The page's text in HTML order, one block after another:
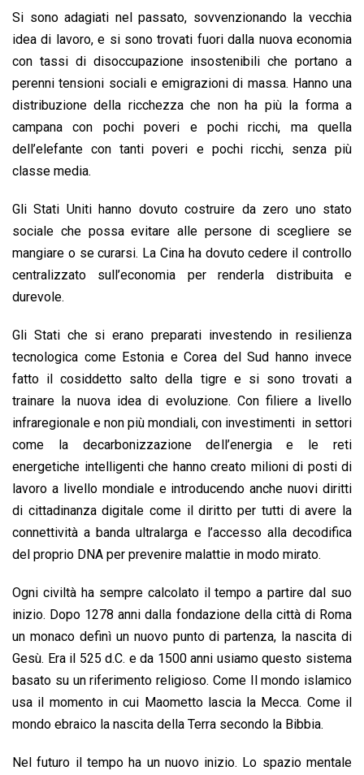
Si sono adagiati nel passato, sovvenzionando la vecchia
idea di lavoro, e si sono trovati fuori dalla nuova economia
con tassi di disoccupazione insostenibili che portano a
perenni tensioni sociali e emigrazioni di massa. Hanno una
distribuzione della ricchezza che non ha più la forma a
campana con pochi poveri e pochi ricchi, ma quella
dell’elefante con tanti poveri e pochi ricchi, senza più
classe media.
Gli Stati Uniti hanno dovuto costruire da zero uno stato
sociale che possa evitare alle persone di scegliere se
mangiare o se curarsi. La Cina ha dovuto cedere il controllo
centralizzato sull’economia per renderla distribuita e
durevole.
Gli Stati che si erano preparati investendo in resilienza
tecnologica come Estonia e Corea del Sud hanno invece
fatto il cosiddetto salto della tigre e si sono trovati a
trainare la nuova idea di evoluzione. Con filiere a livello
infraregionale e non più mondiali, con investimenti in settori
come la decarbonizzazione dell’energia e le reti
energetiche intelligenti che hanno creato milioni di posti di
lavoro a livello mondiale e introducendo anche nuovi diritti
di cittadinanza digitale come il diritto per tutti di avere la
connettività a banda ultralarga e l’accesso alla decodifica
del proprio DNA per prevenire malattie in modo mirato.
Ogni civiltà ha sempre calcolato il tempo a partire dal suo
inizio. Dopo 1278 anni dalla fondazione della città di Roma
un monaco definì un nuovo punto di partenza, la nascita di
Gesù. Era il 525 d.C. e da 1500 anni usiamo questo sistema
basato su un riferimento religioso. Come Il mondo islamico
usa il momento in cui Maometto lascia la Mecca. Come il
mondo ebraico la nascita della Terra secondo la Bibbia.
Nel futuro il tempo ha un nuovo inizio. Lo spazio mentale